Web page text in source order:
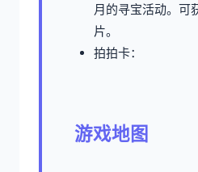
月的寻宝活动。可
片。
拍拍卡：
游戏地图